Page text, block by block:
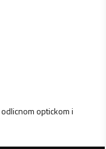
optickom i